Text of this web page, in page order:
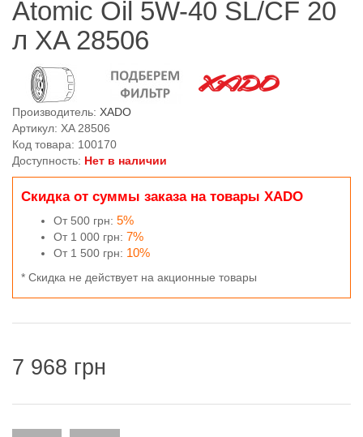
Atomic Oil 5W-40 SL/CF 20
л XA 28506
Производитель: XADO
Артикул: XA 28506
Код товара: 100170
Доступность: Нет в наличии
Скидка от суммы заказа на товары XADO
От 500 грн: 5%
От 1 000 грн: 7%
От 1 500 грн: 10%
* Скидка не действует на акционные товары
7 968 грн